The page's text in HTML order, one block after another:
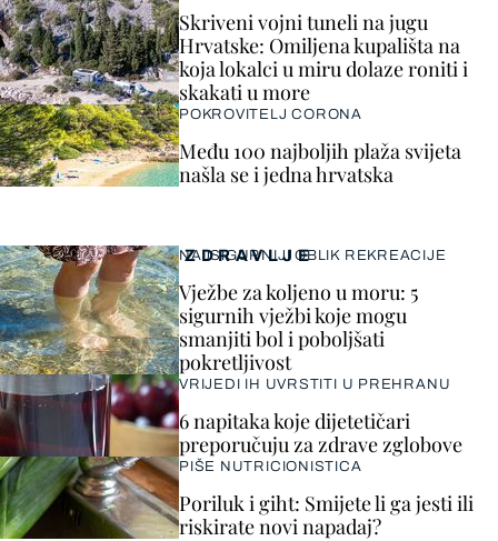
ZDRAVLJE
NAJSIGURNIJI OBLIK REKREACIJE
Vježbe za koljeno u moru: 5
sigurnih vježbi koje mogu
smanjiti bol i poboljšati
pokretljivost
VRIJEDI IH UVRSTITI U PREHRANU
6 napitaka koje dijetetičari
preporučuju za zdrave zglobove
PIŠE NUTRICIONISTICA
Poriluk i giht: Smijete li ga jesti ili
riskirate novi napadaj?
Skriveni vojni tuneli na jugu
Hrvatske: Omiljena kupališta na
koja lokalci u miru dolaze roniti i
skakati u more
POKROVITELJ CORONA
Među 100 najboljih plaža svijeta
našla se i jedna hrvatska